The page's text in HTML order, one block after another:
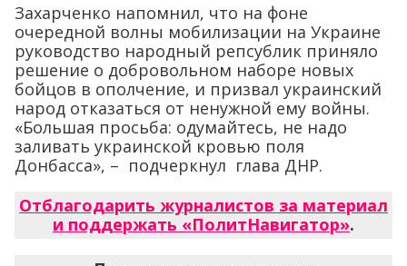
Захарченко напомнил, что на фоне
очередной волны мобилизации на Украине
руководство народный репсублик приняло
решение о добровольном наборе новых
бойцов в ополчение, и призвал украинский
народ отказаться от ненужной ему войны.
«Большая просьба: одумайтесь, не надо
заливать украинской кровью поля
Донбасса», – подчеркнул глава ДНР.
Отблагодарить журналистов за материал
и поддержать «ПолитНавигатор».